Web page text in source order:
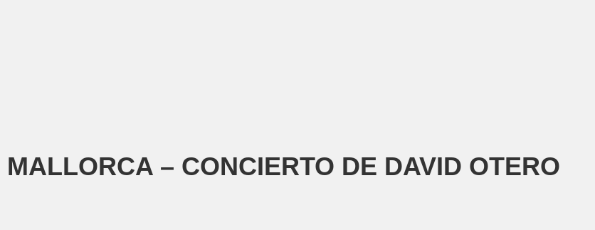
MALLORCA – CONCIERTO DE DAVID OTERO